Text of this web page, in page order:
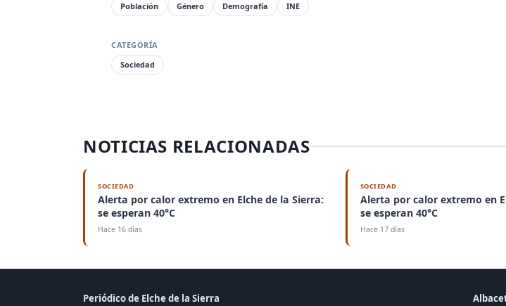
Población
Género Demografía INE
CATEGORÍA
Sociedad
NOTICIAS RELACIONADAS
SOCIEDAD
Alerta por calor extremo en Elche de la Sierra:
se esperan 40°C
Hace 16 días
SOCIEDAD
Alerta por calor extremo en
se esperan 40°C
Hace 17 días
Periódico de Elche de la Sierra